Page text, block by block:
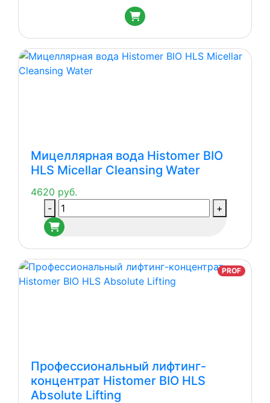
Мицеллярная вода Histomer BIO
HLS Micellar Cleansing Water
4620 руб.
Количество
товара
Мицеллярная
вода
Histomer
BIO
- +
PROF
Профессиональный лифтинг-
концентрат Histomer BIO HLS
Absolute Lifting